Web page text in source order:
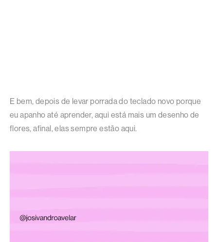
E bem, depois de levar porrada do teclado novo porque
eu apanho até aprender, aqui está mais um desenho de
flores, afinal, elas sempre estão aqui.